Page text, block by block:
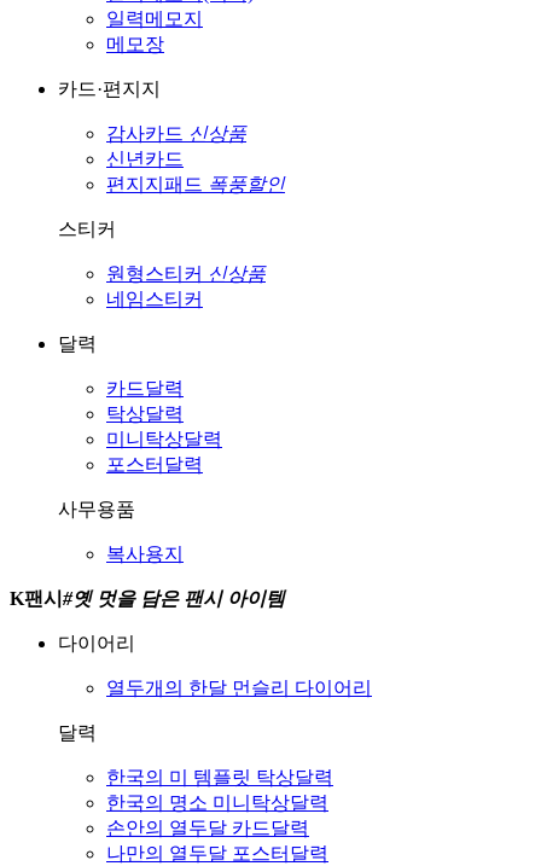
일력메모지
메모장
카드·편지지
감사카드 신상품
신년카드
편지지패드 폭풍할인
스티커
원형스티커 신상품
네임스티커
달력
카드달력
탁상달력
미니탁상달력
포스터달력
사무용품
복사용지
K팬시 #옛 멋을 담은 팬시 아이템
다이어리
열두개의 한달 먼슬리 다이어리
달력
한국의 미
템플릿 탁상달력
한국의 명소 미니탁상달력
손안의 열두달 카드달력
나만의 열두달 포스터달력